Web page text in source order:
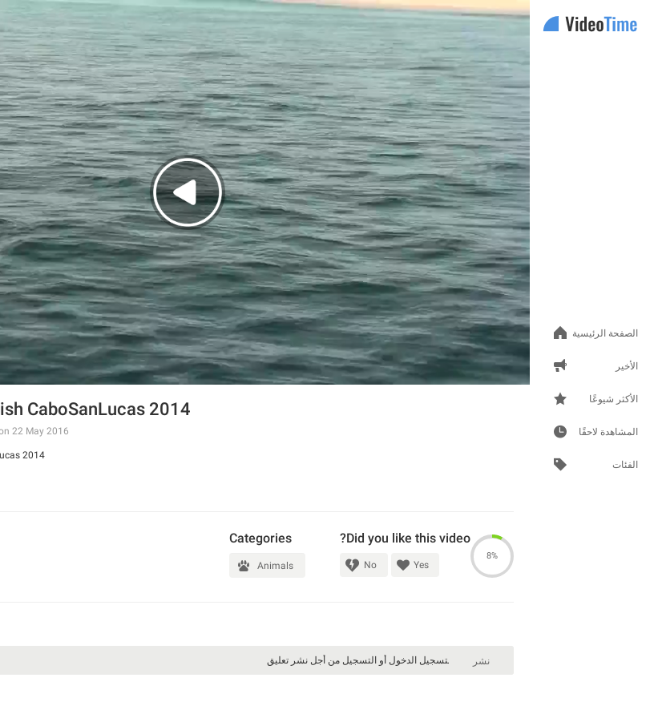
الصفحة الرئيسية
الأخير
الأكثر شيوعًا
المشاهدة لاحقًا
الفئات
Auto
144p
240p
360p
480p
720p
CaboSanLucas 2014
22 May 2016
2014
8%
Did you like this video?
Yes
No
Categories
Animals